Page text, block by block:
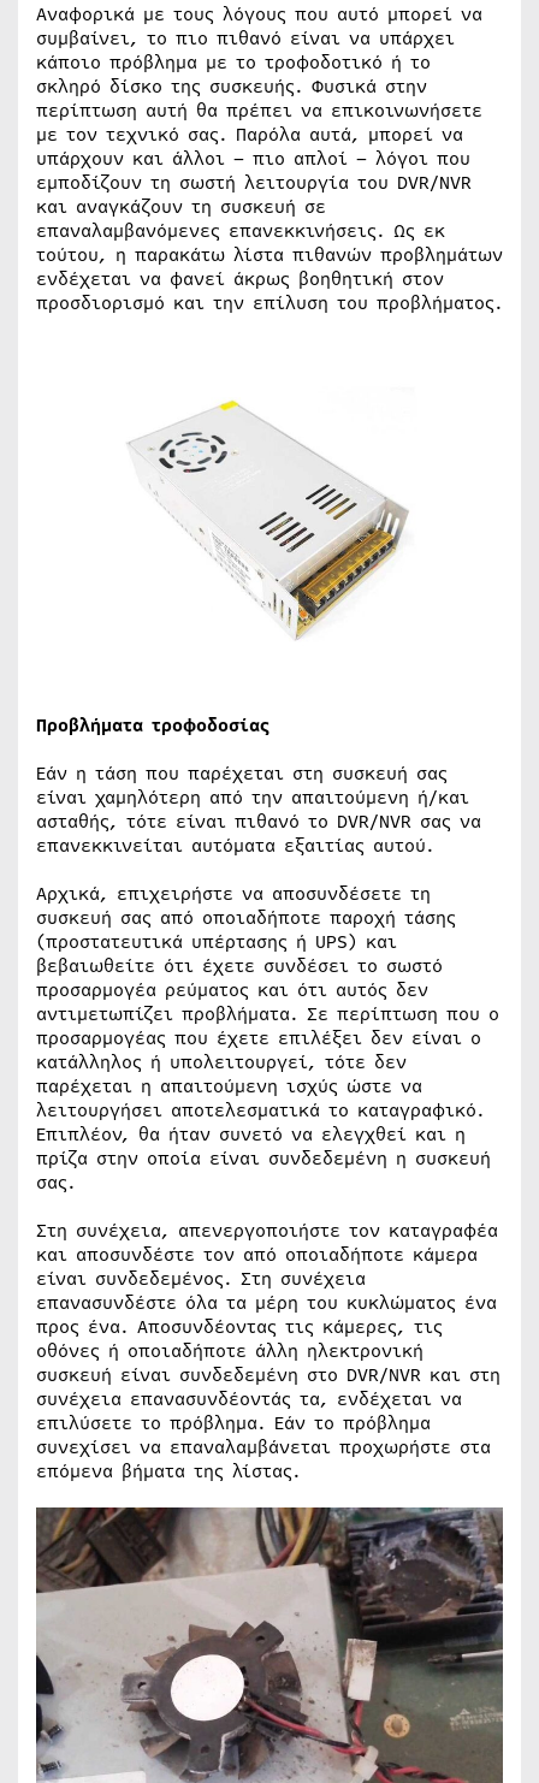
Αναφορικά με τους λόγους που αυτό μπορεί να
συμβαίνει, το πιο πιθανό είναι να υπάρχει
κάποιο πρόβλημα με το τροφοδοτικό ή το
σκληρό δίσκο της συσκευής. Φυσικά στην
περίπτωση αυτή θα πρέπει να επικοινωνήσετε
με τον τεχνικό σας. Παρόλα αυτά, μπορεί να
υπάρχουν και άλλοι – πιο απλοί – λόγοι που
εμποδίζουν τη σωστή λειτουργία του DVR/NVR
και αναγκάζουν τη συσκευή σε
επαναλαμβανόμενες επανεκκινήσεις. Ως εκ
τούτου, η παρακάτω λίστα πιθανών προβλημάτων
ενδέχεται να φανεί άκρως βοηθητική στον
προσδιορισμό και την επίλυση του προβλήματος.
Προβλήματα τροφοδοσίας
Εάν η τάση που παρέχεται στη συσκευή σας
είναι χαμηλότερη από την απαιτούμενη ή/και
ασταθής, τότε είναι πιθανό το DVR/NVR σας να
επανεκκινείται αυτόματα εξαιτίας αυτού.
Αρχικά, επιχειρήστε να αποσυνδέσετε τη
συσκευή σας από οποιαδήποτε παροχή τάσης
(προστατευτικά υπέρτασης ή UPS) και
βεβαιωθείτε ότι έχετε συνδέσει το σωστό
προσαρμογέα ρεύματος και ότι αυτός δεν
αντιμετωπίζει προβλήματα. Σε περίπτωση που ο
προσαρμογέας που έχετε επιλέξει δεν είναι ο
κατάλληλος ή υπολειτουργεί, τότε δεν
παρέχεται η απαιτούμενη ισχύς ώστε να
λειτουργήσει αποτελεσματικά το καταγραφικό.
Επιπλέον, θα ήταν συνετό να ελεγχθεί και η
πρίζα στην οποία είναι συνδεδεμένη η συσκευή
σας.
Στη συνέχεια, απενεργοποιήστε τον καταγραφέα
και αποσυνδέστε τον από οποιαδήποτε κάμερα
είναι συνδεδεμένος. Στη συνέχεια
επανασυνδέστε όλα τα μέρη του κυκλώματος ένα
προς ένα. Αποσυνδέοντας τις κάμερες, τις
οθόνες ή οποιαδήποτε άλλη ηλεκτρονική
συσκευή είναι συνδεδεμένη στο DVR/NVR και στη
συνέχεια επανασυνδέοντάς τα, ενδέχεται να
επιλύσετε το πρόβλημα. Εάν το πρόβλημα
συνεχίσει να επαναλαμβάνεται προχωρήστε στα
επόμενα βήματα της λίστας.